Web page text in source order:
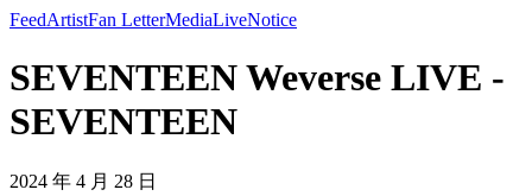
FeedArtistFan LetterMediaLiveNotice
SEVENTEEN Weverse LIVE -
SEVENTEEN
2024 年 4 月 28 日